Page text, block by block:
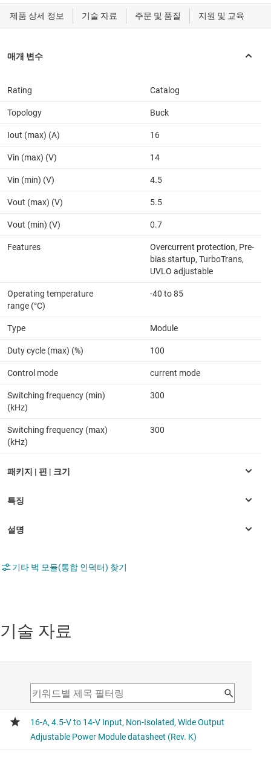
Rating Catalog
Topology Buck
Iout (max) (A) 16
Vin (max) (V) 14
Vin (min) (V) 4.5
Vout (max) (V) 5.5
Vout (min) (V) 0.7
Features
Overcurrent protection, Pre-
bias startup, TurboTrans,
UVLO adjustable
Operating temperature
range (°C)
-40 to 85
Type Module
Duty cycle (max) (%) 100
Control mode current mode
Switching frequency (min)
(kHz)
300
Switching frequency (max)
(kHz)
300
기타 벅 모듈(통합 인덕터) 찾기
기술 자료